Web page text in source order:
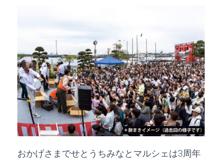
おかげさまでせとうちみなとマルシェは3周年